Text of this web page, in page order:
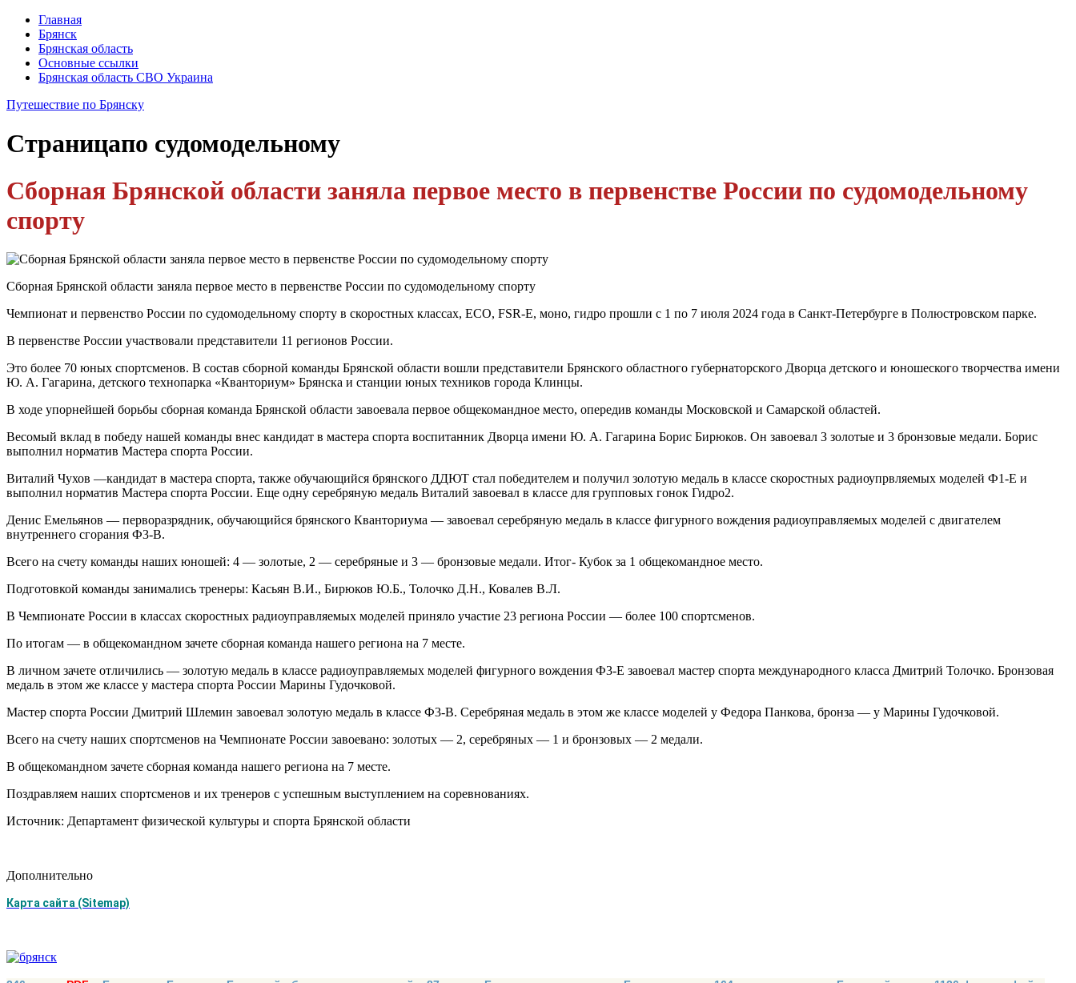
Главная
Брянск
Брянская область
Основные ссылки
Брянская область СВО Украина
Путешествие по Брянску
Страницапо судомодельному
Сборная Брянской области заняла первое место в первенстве России по судомодельному
спорту
Сборная Брянской области заняла первое место в первенстве России по судомодельному спорту
Чемпионат и первенство России по судомодельному спорту в скоростных классах, ЕСО, FSR-E, моно, гидро прошли с 1 по 7 июля 2024 года в Санкт-Петербурге в Полюстровском парке.
В первенстве России участвовали представители 11 регионов России.
Это более 70 юных спортсменов. В состав сборной команды Брянской области вошли представители Брянского областного губернаторского Дворца детского и юношеского творчества имени
Ю. А. Гагарина, детского технопарка «Кванториум» Брянска и станции юных техников города Клинцы.
В ходе упорнейшей борьбы сборная команда Брянской области завоевала первое общекомандное место, опередив команды Московской и Самарской областей.
Весомый вклад в победу нашей команды внес кандидат в мастера спорта воспитанник Дворца имени Ю. А. Гагарина Борис Бирюков. Он завоевал 3 золотые и 3 бронзовые медали. Борис
выполнил норматив Мастера спорта России.
Виталий Чухов —кандидат в мастера спорта, также обучающийся брянского ДДЮТ стал победителем и получил золотую медаль в классе скоростных радиоупрвляемых моделей Ф1-Е и
выполнил норматив Мастера спорта России. Еще одну серебряную медаль Виталий завоевал в классе для групповых гонок Гидро2.
Денис Емельянов — перворазрядник, обучающийся брянского Кванториума — завоевал серебряную медаль в классе фигурного вождения радиоуправляемых моделей с двигателем
внутреннего сгорания Ф3-В.
Всего на счету команды наших юношей: 4 — золотые, 2 — серебряные и 3 — бронзовые медали. Итог- Кубок за 1 общекомандное место.
Подготовкой команды занимались тренеры: Касьян В.И., Бирюков Ю.Б., Толочко Д.Н., Ковалев В.Л.
В Чемпионате России в классах скоростных радиоуправляемых моделей приняло участие 23 региона России — более 100 спортсменов.
По итогам — в общекомандном зачете сборная команда нашего региона на 7 месте.
В личном зачете отличились — золотую медаль в классе радиоуправляемых моделей фигурного вождения Ф3-Е завоевал мастер спорта международного класса Дмитрий Толочко. Бронзовая
медаль в этом же классе у мастера спорта России Марины Гудочковой.
Мастер спорта России Дмитрий Шлемин завоевал золотую медаль в классе Ф3-В. Серебряная медаль в этом же классе моделей у Федора Панкова, бронза — у Марины Гудочковой.
Всего на счету наших спортсменов на Чемпионате России завоевано: золотых — 2, серебряных — 1 и бронзовых — 2 медали.
В общекомандном зачете сборная команда нашего региона на 7 месте.
Поздравляем наших спортсменов и их тренеров с успешным выступлением на соревнованиях.
Источник: Департамент физической культуры и спорта Брянской области
Дополнительно
Карта сайта (Sitemap)